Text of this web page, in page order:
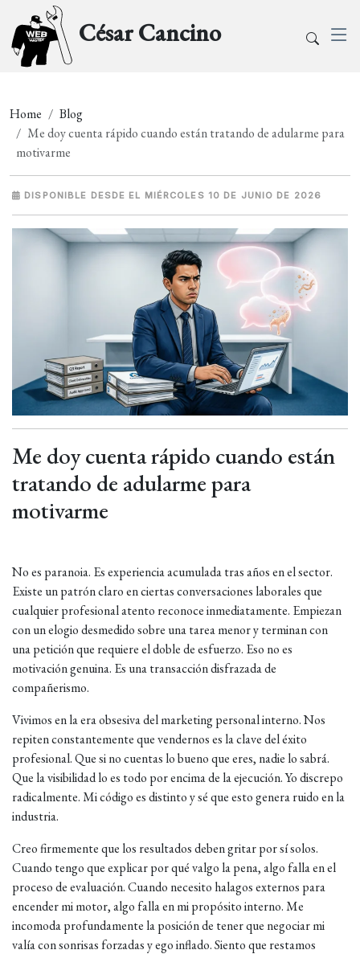
César Cancino
Home
Blog
Me doy cuenta rápido cuando están tratando de adularme para
motivarme
DISPONIBLE DESDE EL MIÉRCOLES 10 DE JUNIO DE 2026
Me doy cuenta rápido cuando están
tratando de adularme para
motivarme
No es paranoia. Es experiencia acumulada tras años en el sector.
Existe un patrón claro en ciertas conversaciones laborales que
cualquier profesional atento reconoce inmediatamente. Empiezan
con un elogio desmedido sobre una tarea menor y terminan con
una petición que requiere el doble de esfuerzo. Eso no es
motivación genuina. Es una transacción disfrazada de
compañerismo.
Vivimos en la era obsesiva del marketing personal interno. Nos
repiten constantemente que vendernos es la clave del éxito
profesional. Que si no cuentas lo bueno que eres, nadie lo sabrá.
Que la visibilidad lo es todo por encima de la ejecución. Yo discrepo
radicalmente. Mi código es distinto y sé que esto genera ruido en la
industria.
Creo firmemente que los resultados deben gritar por sí solos.
Cuando tengo que explicar por qué valgo la pena, algo falla en el
proceso de evaluación. Cuando necesito halagos externos para
encender mi motor, algo falla en mi propósito interno. Me
incomoda profundamente la posición de tener que negociar mi
valía con sonrisas forzadas y ego inflado. Siento que restamos